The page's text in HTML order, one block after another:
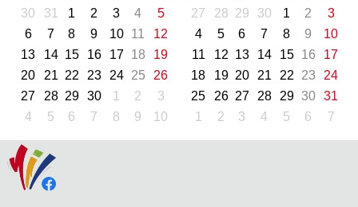
30
31 1 2 3 4
5
6
7 8 9 10 11
12
13
14 15 16 17 18
19
20
21 22 23 24 25
26
27
28 29 30 1 2
3
4
5 6 7 8 9 10
27
28 29 30 1 2
3
4
5 6 7 8 9
10
11
12 13 14 15 16
17
18
19 20 21 22 23
24
25
26 27 28 29 30
31
1
2 3 4 5 6 7